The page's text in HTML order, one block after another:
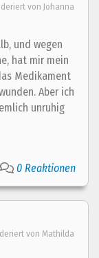
von Johanna
und wegen
hat mir mein
Medikament
Aber ich
unruhig
0 Reaktionen
von Mathilda